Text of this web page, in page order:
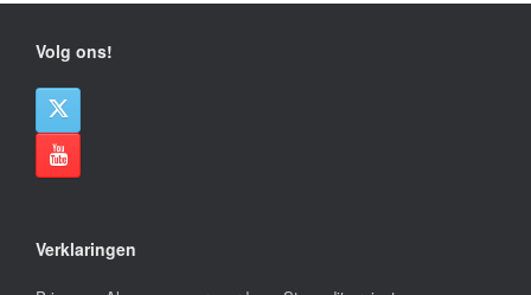
Volg ons!
Verklaringen